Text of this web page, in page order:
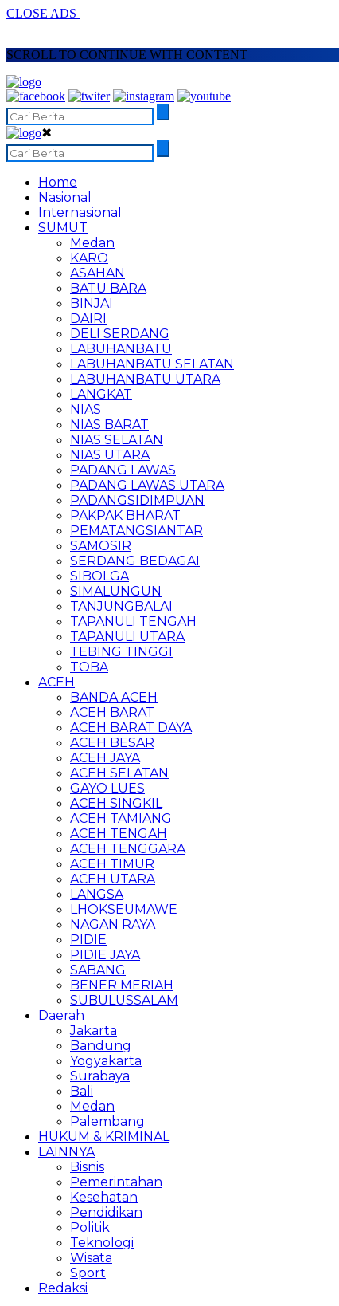
CLOSE ADS
SCROLL TO CONTINUE WITH CONTENT
✖
Home
Nasional
Internasional
SUMUT
Medan
KARO
ASAHAN
BATU BARA
BINJAI
DAIRI
DELI SERDANG
LABUHANBATU
LABUHANBATU SELATAN
LABUHANBATU UTARA
LANGKAT
NIAS
NIAS BARAT
NIAS SELATAN
NIAS UTARA
PADANG LAWAS
PADANG LAWAS UTARA
PADANGSIDIMPUAN
PAKPAK BHARAT
PEMATANGSIANTAR
SAMOSIR
SERDANG BEDAGAI
SIBOLGA
SIMALUNGUN
TANJUNGBALAI
TAPANULI TENGAH
TAPANULI UTARA
TEBING TINGGI
TOBA
ACEH
BANDA ACEH
ACEH BARAT
ACEH BARAT DAYA
ACEH BESAR
ACEH JAYA
ACEH SELATAN
GAYO LUES
ACEH SINGKIL
ACEH TAMIANG
ACEH TENGAH
ACEH TENGGARA
ACEH TIMUR
ACEH UTARA
LANGSA
LHOKSEUMAWE
NAGAN RAYA
PIDIE
PIDIE JAYA
SABANG
BENER MERIAH
SUBULUSSALAM
Daerah
Jakarta
Bandung
Yogyakarta
Surabaya
Bali
Medan
Palembang
HUKUM & KRIMINAL
LAINNYA
Bisnis
Pemerintahan
Kesehatan
Pendidikan
Politik
Teknologi
Wisata
Sport
Redaksi